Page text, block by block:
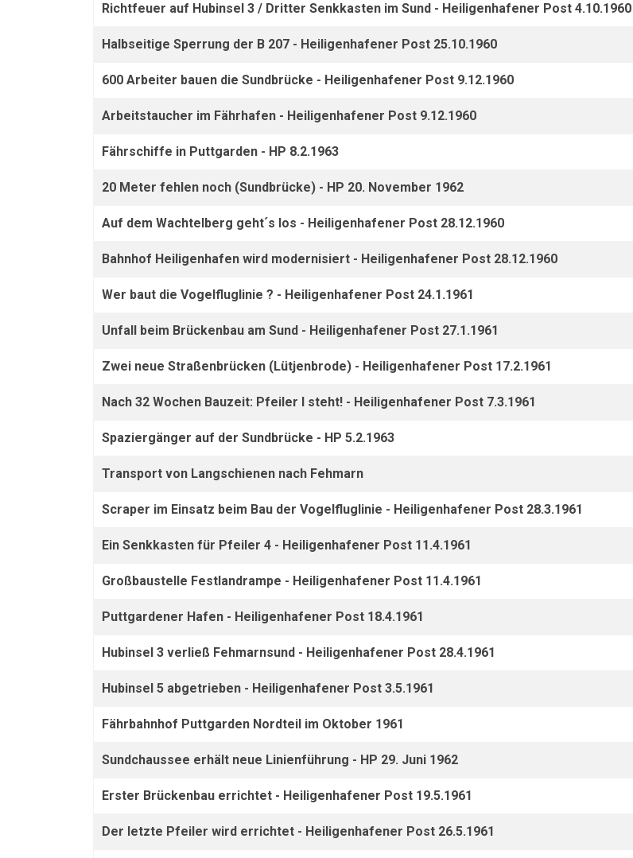
Richtfeuer auf Hubinsel 3 / Dritter Senkkasten im Sund - Heiligenhafener Post 4.10.1960
Halbseitige Sperrung der B 207 - Heiligenhafener Post 25.10.1960
600 Arbeiter bauen die Sundbrücke - Heiligenhafener Post 9.12.1960
Arbeitstaucher im Fährhafen - Heiligenhafener Post 9.12.1960
Fährschiffe in Puttgarden - HP 8.2.1963
20 Meter fehlen noch (Sundbrücke) - HP 20. November 1962
Auf dem Wachtelberg geht´s los - Heiligenhafener Post 28.12.1960
Bahnhof Heiligenhafen wird modernisiert - Heiligenhafener Post 28.12.1960
Wer baut die Vogelfluglinie ? - Heiligenhafener Post 24.1.1961
Unfall beim Brückenbau am Sund - Heiligenhafener Post 27.1.1961
Zwei neue Straßenbrücken (Lütjenbrode) - Heiligenhafener Post 17.2.1961
Nach 32 Wochen Bauzeit: Pfeiler I steht! - Heiligenhafener Post 7.3.1961
Spaziergänger auf der Sundbrücke - HP 5.2.1963
Transport von Langschienen nach Fehmarn
Scraper im Einsatz beim Bau der Vogelfluglinie - Heiligenhafener Post 28.3.1961
Ein Senkkasten für Pfeiler 4 - Heiligenhafener Post 11.4.1961
Großbaustelle Festlandrampe - Heiligenhafener Post 11.4.1961
Puttgardener Hafen - Heiligenhafener Post 18.4.1961
Hubinsel 3 verließ Fehmarnsund - Heiligenhafener Post 28.4.1961
Hubinsel 5 abgetrieben - Heiligenhafener Post 3.5.1961
Fährbahnhof Puttgarden Nordteil im Oktober 1961
Sundchaussee erhält neue Linienführung - HP 29. Juni 1962
Erster Brückenbau errichtet - Heiligenhafener Post 19.5.1961
Der letzte Pfeiler wird errichtet - Heiligenhafener Post 26.5.1961